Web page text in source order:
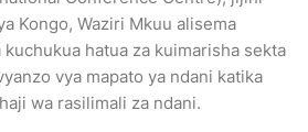
Kongo, Waziri Mkuu alisema
hatua za kuimarisha sekta
vya mapato ya ndani katika
wa rasilimali za ndani.